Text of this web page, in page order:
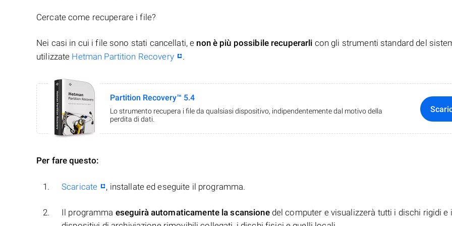
Cercate come recuperare i file?
Nei casi in cui i file sono stati cancellati, e non è più possibile recuperarli con gli strumenti standard del
utilizzate Hetman Partition Recovery .
Partition Recovery™ 5.4
Lo strumento recupera i file da qualsiasi dispositivo, indipendentemente dal motivo della
perdita di dati.
Per fare questo:
Scaricate , installate ed eseguite il programma.
Il programma eseguirà automaticamente la scansionedel computer e visualizzerà tutti i dischi rigidi e i